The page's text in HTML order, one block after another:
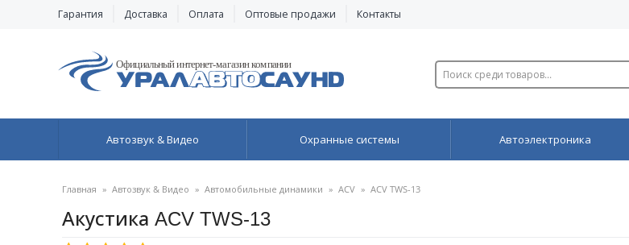
Гарантия Доставка Оплата Оптовые продажи Контакты
Автозвук & Видео Охранные системы Автоэлектроника
Главная » Автозвук & Видео » Автомобильные динамики » ACV » ACV TWS-13
Акустика ACV TWS-13